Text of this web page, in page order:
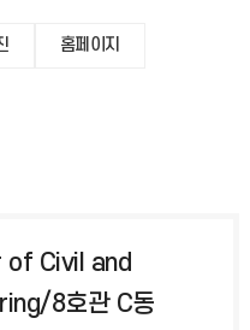
홈페이지
of Civil and
8호관 C동